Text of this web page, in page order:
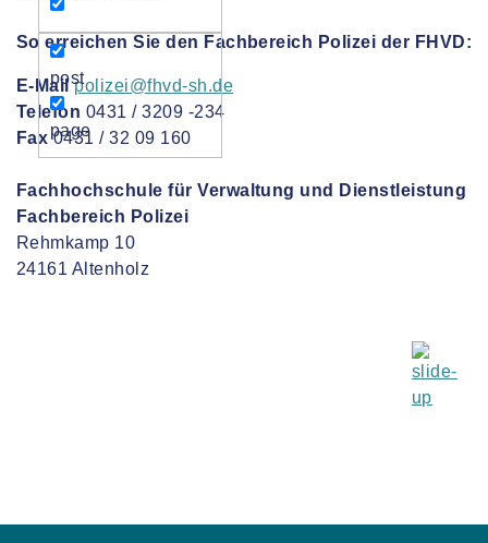
post
page
So erreichen Sie den Fachbereich Polizei der FHVD:
E-Mail polizei@fhvd-sh.de
Telefon 0431 / 3209 -234
Fax0431 / 32 09 160
Fachhochschule für Verwaltung und Dienstleistung
Fachbereich Polizei
Rehmkamp 10
24161 Altenholz